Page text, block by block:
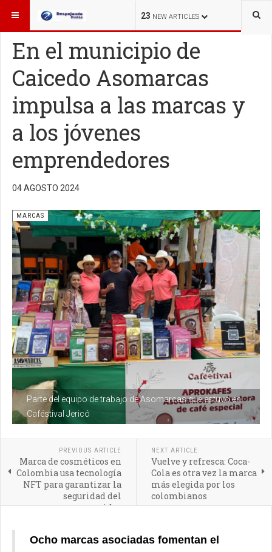
23 NEW ARTICLES
ESTÁ AQUÍ: MARCAS
En el municipio de
Caicedo Asomarcas
impulsa a las marcas y
a los jóvenes
emprendedores
04 AGOSTO 2024
Parte del equipo de trabajo de Asomarcas que estuvo en
Caféstival Jericó
MARCAS
PREVIOUS ARTICLE
Marca de cosméticos en
Colombia usa tecnología
NFT para garantizar la
seguridad del
consumidor
NEXT ARTICLE
Vuelve y refresca: Coca-
Cola es otra vez la marca
más elegida por los
colombianos
Ocho marcas asociadas fomentan el